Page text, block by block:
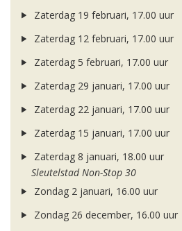
Zaterdag 19 februari, 17.00 uur
Zaterdag 12 februari, 17.00 uur
Zaterdag 5 februari, 17.00 uur
Zaterdag 29 januari, 17.00 uur
Zaterdag 22 januari, 17.00 uur
Zaterdag 15 januari, 17.00 uur
Zaterdag 8 januari, 18.00 uur
Sleutelstad Non-Stop 30
Zondag 2 januari, 16.00 uur
Zondag 26 december, 16.00 uur